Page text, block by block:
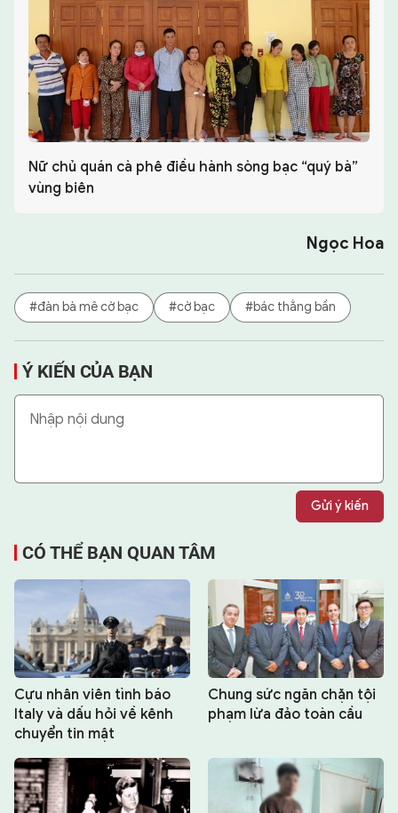
Nữ chủ quán cà phê điều hành sòng bạc “quý bà”
vùng biên
Ngọc Hoa
#đàn bà mê cờ bạc #cờ bạc #bác thằng bần
Ý KIẾN CỦA BẠN
Gửi ý kiến
CÓ THỂ BẠN QUAN TÂM
Cựu nhân viên tình báo
Italy và dấu hỏi về kênh
chuyển tin mật
Chung sức ngăn chặn tội
phạm lừa đảo toàn cầu